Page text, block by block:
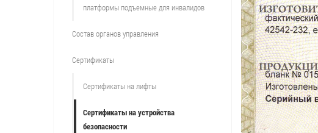
платформы подъемные для инвалидов
Состав органов управления
Сертификаты
Сертификаты на лифты
Сертификаты на устройства
безопасности